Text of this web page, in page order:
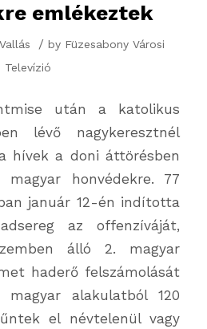
emlékeztek
Vallás / by Füzesabony Városi
Televízió
után a katolikus
lévő nagykeresztnél
hívek a doni áttörésben
honvédekre. 77
január 12-én indította
az offenzíváját,
álló 2. magyar
haderő felszámolását
alakulatból 120
el névtelenül vagy